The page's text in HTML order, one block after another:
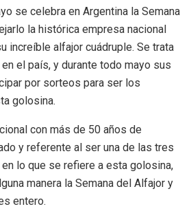
se celebra en Argentina la Semana
la histórica empresa nacional
increíble alfajor cuádruple. Se trata
el país, y durante todo mayo sus
por sorteos para ser los
golosina.
con más de 50 años de
y referente al ser una de las tres
lo que se refiere a esta golosina,
manera la Semana del Alfajor y
entero.